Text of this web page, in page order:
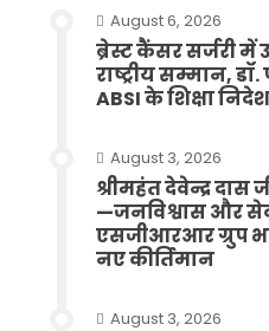
August 6, 2026
ब्रेस्ट कैंसर सर्जरी
राष्ट्रीय सम्मान,
ABSI के शिक्षा
August 3, 2026
श्रीमहंत देवेन्द्र दास
—जनविश्वास और
एसजीआरआर ग्रुप
नए कीर्तिमान
August 3, 2026